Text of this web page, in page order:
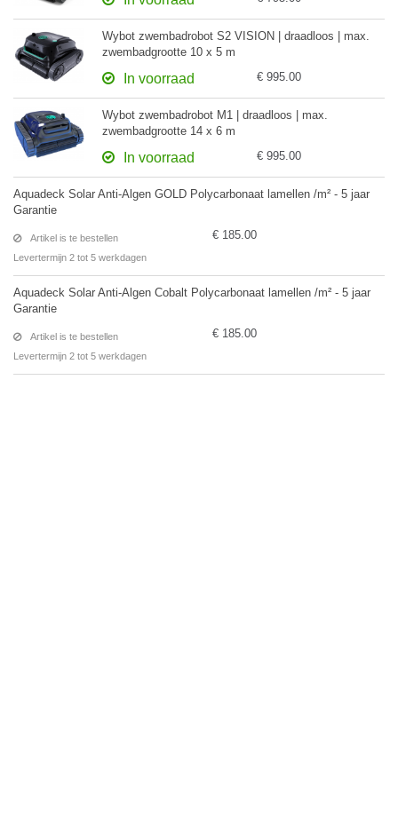
Wybot zwembadrobot S2 VISION | draadloos | max.
zwembadgrootte 10 x 5 m
In voorraad € 995.00
Wybot zwembadrobot M1 | draadloos | max.
zwembadgrootte 14 x 6 m
In voorraad € 995.00
Aquadeck Solar Anti-Algen GOLD Polycarbonaat lamellen /m² - 5 jaar
Garantie
Artikel is te bestellen
Levertermijn 2 tot 5 werkdagen
€ 185.00
Aquadeck Solar Anti-Algen Cobalt Polycarbonaat lamellen /m² - 5 jaar
Garantie
Artikel is te bestellen
Levertermijn 2 tot 5 werkdagen
€ 185.00